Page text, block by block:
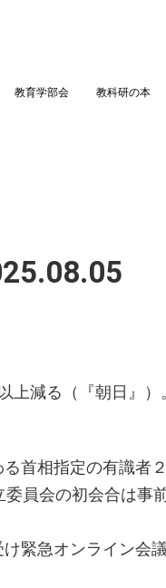
教育学部会 教科研の本
減る（『朝日』）
首相指定の有識者
員会の初会合は事
緊急オンライン会